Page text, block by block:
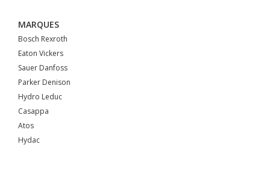
MARQUES
Bosch Rexroth
Eaton Vickers
Sauer Danfoss
Parker Denison
Hydro Leduc
Casappa
Atos
Hydac